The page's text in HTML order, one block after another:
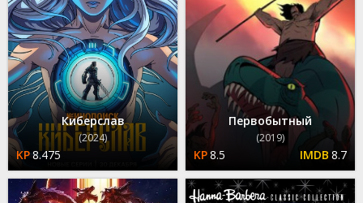
Киберслав
(2024)
8.475
Первобытный
(2019)
8.5 8.7